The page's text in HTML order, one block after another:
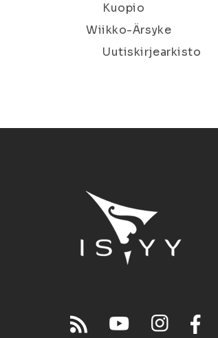
Kuopio
Wiikko-Ärsyke
Uutiskirjearkisto